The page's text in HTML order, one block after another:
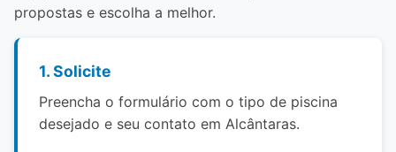
propostas e escolha a melhor.
1. Solicite
Preencha o formulário com o tipo de piscina
desejado e seu contato em Alcântaras.